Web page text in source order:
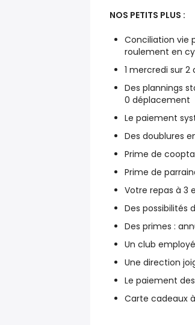
NOS PETITS PLUS :
Conciliation vie
roulement en
1 mercredi sur 2
Des plannings
0 déplacement
Le paiement
Des doublures
Prime de
Prime de
Votre repas à 3
Des possibilités
Des primes :
Un club
Une direction
Le paiement
Carte cadeaux